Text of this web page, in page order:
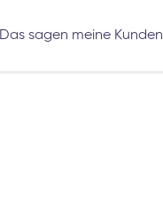
Das sagen meine Kunden